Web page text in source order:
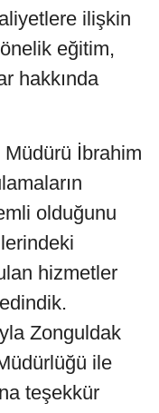
ilişkin
eğitim,
hakkında
İbrahim
olduğunu
hizmetler
Zonguldak
ile
teşekkür